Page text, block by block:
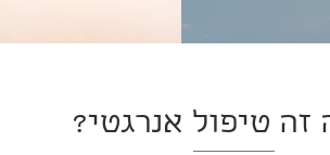
זה טיפול אנרגטי?